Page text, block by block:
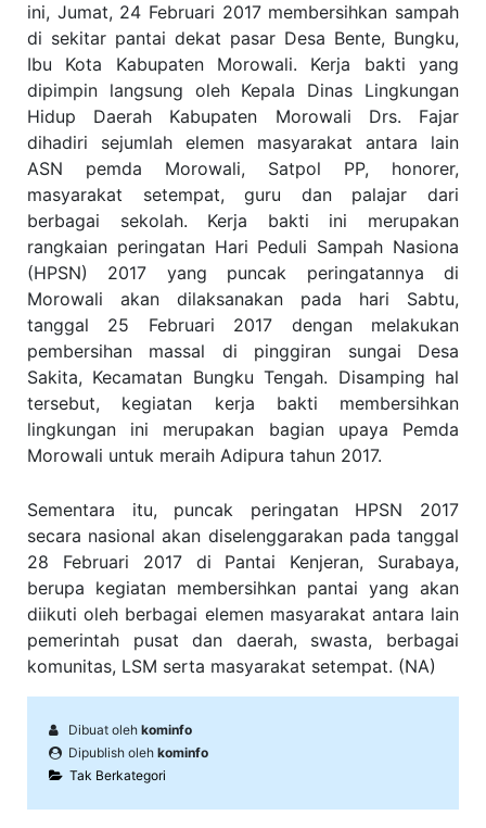
ini, Jumat, 24 Februari 2017 membersihkan sampah
di sekitar pantai dekat pasar Desa Bente, Bungku,
Ibu Kota Kabupaten Morowali. Kerja bakti yang
dipimpin langsung oleh Kepala Dinas Lingkungan
Hidup Daerah Kabupaten Morowali Drs. Fajar
dihadiri sejumlah elemen masyarakat antara lain
ASN pemda Morowali, Satpol PP, honorer,
masyarakat setempat, guru dan palajar dari
berbagai sekolah. Kerja bakti ini merupakan
rangkaian peringatan Hari Peduli Sampah Nasiona
(HPSN) 2017 yang puncak peringatannya di
Morowali akan dilaksanakan pada hari Sabtu,
tanggal 25 Februari 2017 dengan melakukan
pembersihan massal di pinggiran sungai Desa
Sakita, Kecamatan Bungku Tengah. Disamping hal
tersebut, kegiatan kerja bakti membersihkan
lingkungan ini merupakan bagian upaya Pemda
Morowali untuk meraih Adipura tahun 2017.
Sementara itu, puncak peringatan HPSN 2017
secara nasional akan diselenggarakan pada tanggal
28 Februari 2017 di Pantai Kenjeran, Surabaya,
berupa kegiatan membersihkan pantai yang akan
diikuti oleh berbagai elemen masyarakat antara lain
pemerintah pusat dan daerah, swasta, berbagai
komunitas, LSM serta masyarakat setempat. (NA)
Dibuat oleh kominfo
Dipublish oleh kominfo
Tak Berkategori